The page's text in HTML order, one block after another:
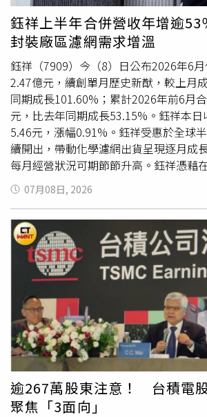
配發的股息，全數投入基金淨值中滾動
人免去每次收到配息後，手動再投入的
並降低配息發放而產生的稅務摩擦成本
複利效果，讓複利雪球從投資第一天起
整體資產累積效率。市場專家分析，近
盤整局勢，觀察各檔主動式ETF在震盪
今年6月24日至7月8日，00407A下跌
5.49%、00403A下跌5.7%、00405A跌
也認為短線回檔為短期效應，受惠於全
體供應鏈景氣復甦，台股長線基本面依
聲明：文中所提之個股、基金內容僅供
議，投資人應獨立判斷，審慎評估風險
鈺祥上半年合併營收年增逾
封裝廠區濾網需求增溫
鈺祥（7909）今（8）日公布2026年6
2.47億元，續創單月歷史新猷，較上月
同期成長101.60%；累計2026年前6月
元，比去年同期成長53.15%。鈺祥本
5.46元，漲幅0.91%。鈺祥受惠於全球
續開出，帶動化學濾網出貨呈現逐月成
每月經營狀況可期節節升高。鈺祥憑藉
程濾網超過80%的市佔率優勢。鈺祥指
頭 客戶持續建置先進製程新廠區，在「
下，製程節點微縮對空氣潔淨度的要求
廠區陸續進入裝機與預量產階段，不僅
一次性濾網出貨暢旺，隨著客戶為達成
將於新廠建置完成一年內陸續導入再生
品線依序銜接、相輔相成，成為推升營
引擎。展望下半年，鈺祥經營層對營運
營收成長動能將更趨強勁。除了新建先
拉貨外，隨著大客戶先進封裝產能擴充
求也逐步向先進製程標準靠攏，進一步
需求；未來，隨著「潔淨空氣訂閱制（
單於下半年起加速轉換為實質營收，高
貢獻可望持續攀升。
07月08日, 2026
逾267萬股東注意！ 台積電
聚焦「3面向」